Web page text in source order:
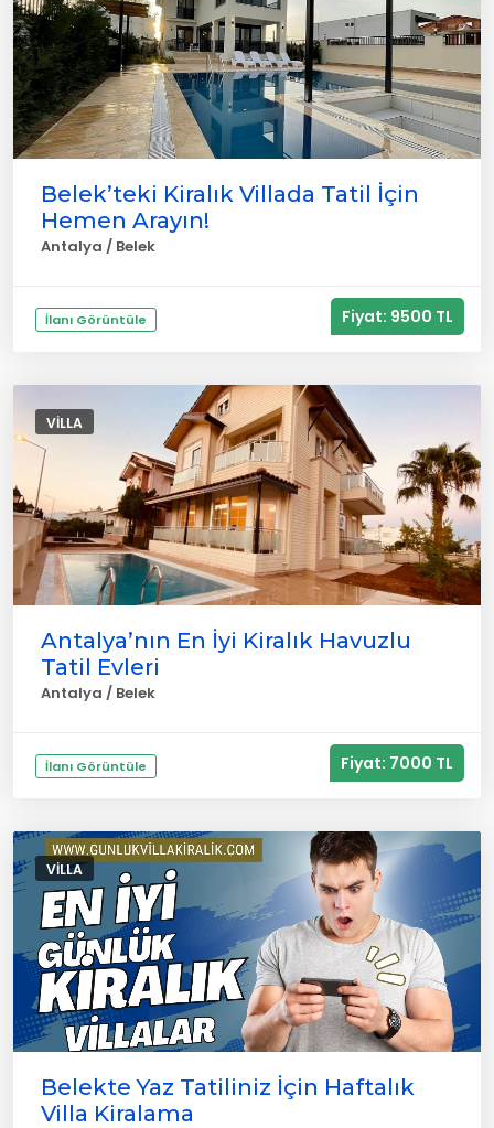
Belek’teki Kiralık Villada Tatil İçin
Hemen Arayın!
Antalya / Belek
İlanı Görüntüle Fiyat: 9500 TL
VILLA
Antalya’nın En İyi Kiralık Havuzlu
Tatil Evleri
Antalya / Belek
İlanı Görüntüle Fiyat: 7000 TL
VILLA
Belekte Yaz Tatiliniz İçin Haftalık
Villa Kiralama